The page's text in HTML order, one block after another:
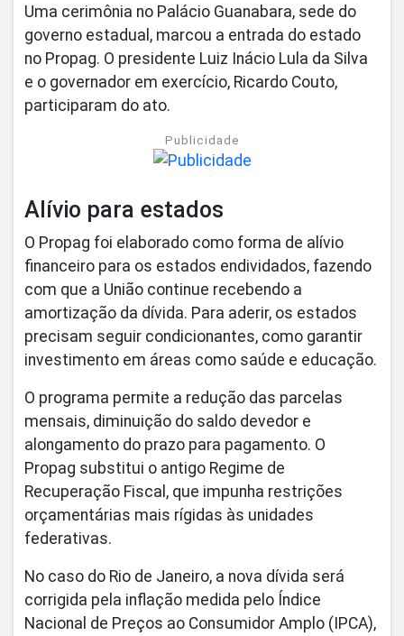
Uma cerimônia no Palácio Guanabara, sede do
governo estadual, marcou a entrada do estado
no Propag. O presidente Luiz Inácio Lula da Silva
e o governador em exercício, Ricardo Couto,
participaram do ato.
Publicidade
Alívio para estados
O Propag foi elaborado como forma de alívio
financeiro para os estados endividados, fazendo
com que a União continue recebendo a
amortização da dívida. Para aderir, os estados
precisam seguir condicionantes, como garantir
investimento em áreas como saúde e educação.
O programa permite a redução das parcelas
mensais, diminuição do saldo devedor e
alongamento do prazo para pagamento. O
Propag substitui o antigo Regime de
Recuperação Fiscal, que impunha restrições
orçamentárias mais rígidas às unidades
federativas.
No caso do Rio de Janeiro, a nova dívida será
corrigida pela inflação medida pelo Índice
Nacional de Preços ao Consumidor Amplo (IPCA),